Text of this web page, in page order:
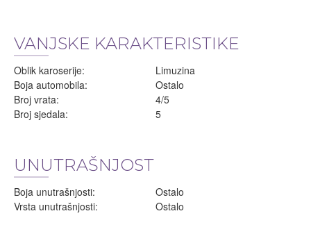
VANJSKE KARAKTERISTIKE
Oblik karoserije:
Limuzina
Boja automobila:
Ostalo
Broj vrata:
4/5
Broj sjedala:
5
UNUTRAŠNJOST
Boja unutrašnjosti:
Ostalo
Vrsta unutrašnjosti:
Ostalo